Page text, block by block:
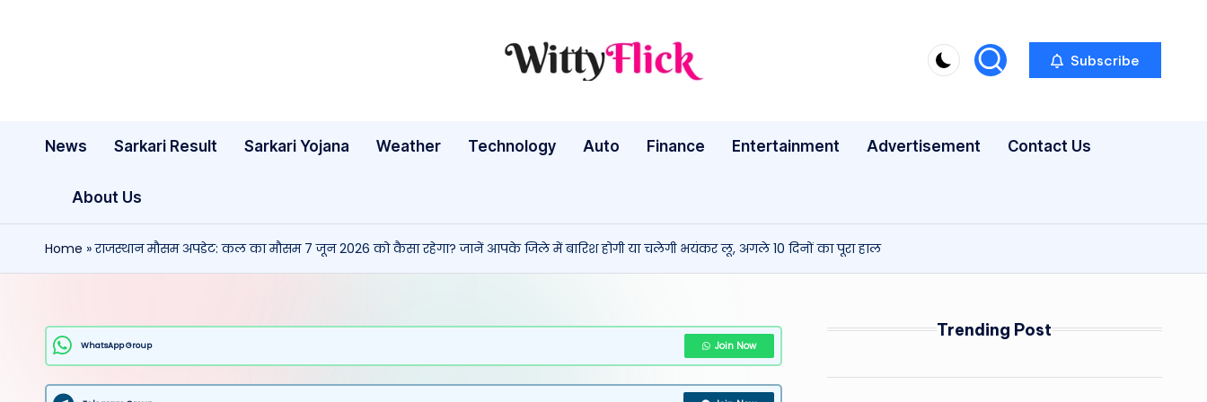
W
ty
ic
k:
te
WittyFlick:
Tech
Around
Subscribe
News Sarkari Result Sarkari Yojana Weather Technology Auto Finance Entertainment Advertisement Contact Us
About Us
Home »राजस्थान मौसम अपडेट: कल का मौसम 7 जून 2026 को कैसा रहेगा? जानें आपके जिले में बारिश होगी या चलेगी भयंकर लू, अगले 10 दिनों का पूरा हाल
WhatsApp Group Join Now
Trending Post